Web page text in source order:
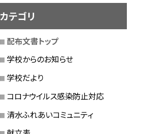
カテゴリ
配布文書トップ
学校からのお知らせ
学校だより
コロナウイルス感染防止対応
清水ふれあいコミュニティ